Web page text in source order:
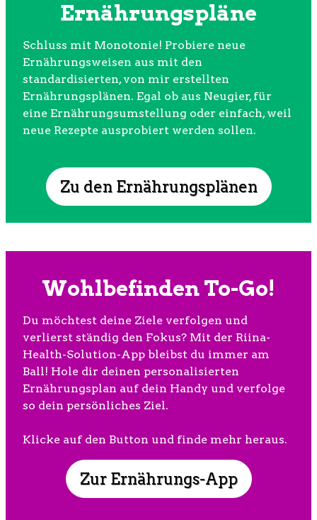
Ernährungspläne
Schluss mit Monotonie! Probiere neue
Ernährungsweisen aus mit den
standardisierten, von mir erstellten
Ernährungsplänen. Egal ob aus Neugier, für
eine Ernährungsumstellung oder einfach, weil
neue Rezepte ausprobiert werden sollen.
Zu den Ernährungsplänen
Wohlbefinden To-Go!
Du möchtest deine Ziele verfolgen und
verlierst ständig den Fokus? Mit der Riina-
Health-Solution-App bleibst du immer am
Ball! Hole dir deinen personalisierten
Ernährungsplan auf dein Handy und verfolge
so dein persönliches Ziel.
Klicke auf den Button und finde mehr heraus.
Zur Ernährungs-App